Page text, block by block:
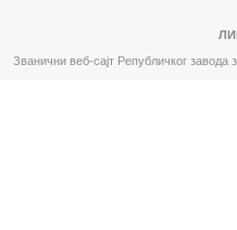
Званични веб-сајт Републичког